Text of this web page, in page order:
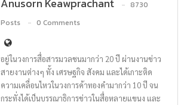
8730
Posts
0 Comments
อยู่ในวงการสื่อสารมวลชนมากว่า 20 ปี ผ่านงานข่าว
สายงานต่างๆ ทั้ง เศรษฐกิจ สังคม และได้เกาะติด
ความเคลื่อนไหวในวงการค้าทองคำมากว่า 10 ปี จน
กระทั่งได้เป็นบรรณาธิการข่าวในสื่อหลายแขนง และ